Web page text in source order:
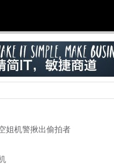
机警揪出偷拍者